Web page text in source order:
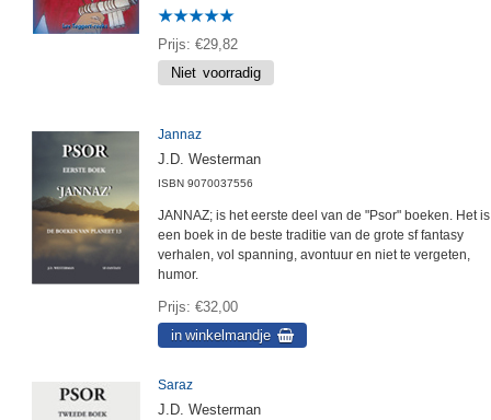
Prijs €29,82
Jannaz
J.D. Westerman
ISBN 9070037556
JANNAZ; is het eerste deel van de "Psor" boeken. Het is
een boek in de beste traditie van de grote sf fantasy
verhalen, vol spanning, avontuur en niet te vergeten,
humor.
Prijs €32,00
Saraz
J.D. Westerman